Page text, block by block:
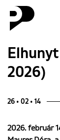
Elhunyt
2026)
26 • 02 • 14
2026. február